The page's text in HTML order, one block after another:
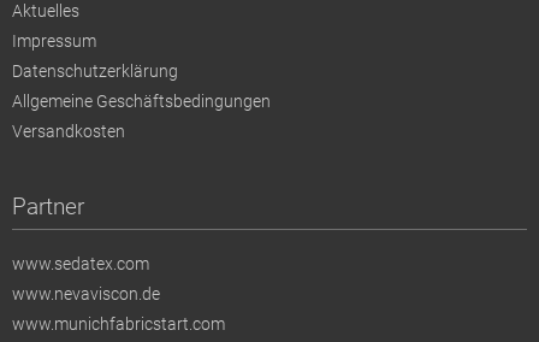
Aktuelles
Impressum
Datenschutzerklärung
Allgemeine Geschäftsbedingungen
Versandkosten
Partner
www.sedatex.com
www.nevaviscon.de
www.munichfabricstart.com